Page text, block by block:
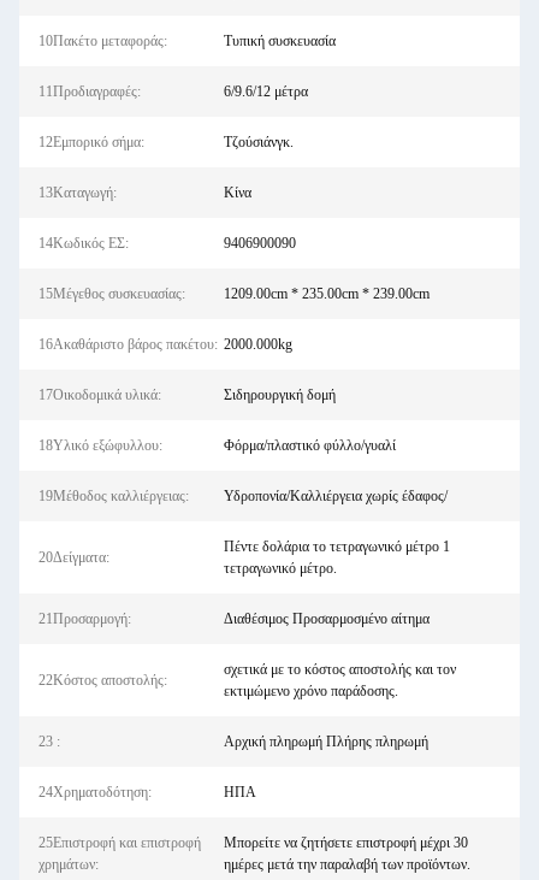
10Πακέτο μεταφοράς: Τυπική συσκευασία
11Προδιαγραφές: 6/9.6/12 μέτρα
12Εμπορικό σήμα: Τζούσιάνγκ.
13Καταγωγή: Κίνα
14Κωδικός ΕΣ: 9406900090
15Μέγεθος συσκευασίας: 1209.00cm * 235.00cm * 239.00cm
16Ακαθάριστο βάρος πακέτου: 2000.000kg
17Οικοδομικά υλικά: Σιδηρουργική δομή
18Υλικό εξώφυλλου: Φόρμα/πλαστικό φύλλο/γυαλί
19Μέθοδος καλλιέργειας: Υδροπονία/Καλλιέργεια χωρίς έδαφος/
20Δείγματα:
Πέντε δολάρια το τετραγωνικό μέτρο 1
τετραγωνικό μέτρο.
21Προσαρμογή: Διαθέσιμος Προσαρμοσμένο αίτημα
22Κόστος αποστολής:
σχετικά με το κόστος αποστολής και τον
εκτιμώμενο χρόνο παράδοσης.
23 : Αρχική πληρωμή Πλήρης πληρωμή
24Χρηματοδότηση: ΗΠΑ
25Επιστροφή και επιστροφή
χρημάτων:
Μπορείτε να ζητήσετε επιστροφή μέχρι 30
ημέρες μετά την παραλαβή των προϊόντων.